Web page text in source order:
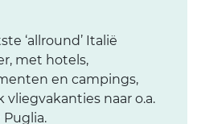
‘allround’ Italië
met hotels,
en campings,
vliegvakanties naar o.a.
Puglia.